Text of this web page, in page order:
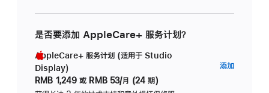
是否要添加 AppleCare+ 服务计划？
AppleCare+ 服务计划 (适用于 Studio
Display)
RMB 1,249 或 RMB 53/月 (24 期)
添加